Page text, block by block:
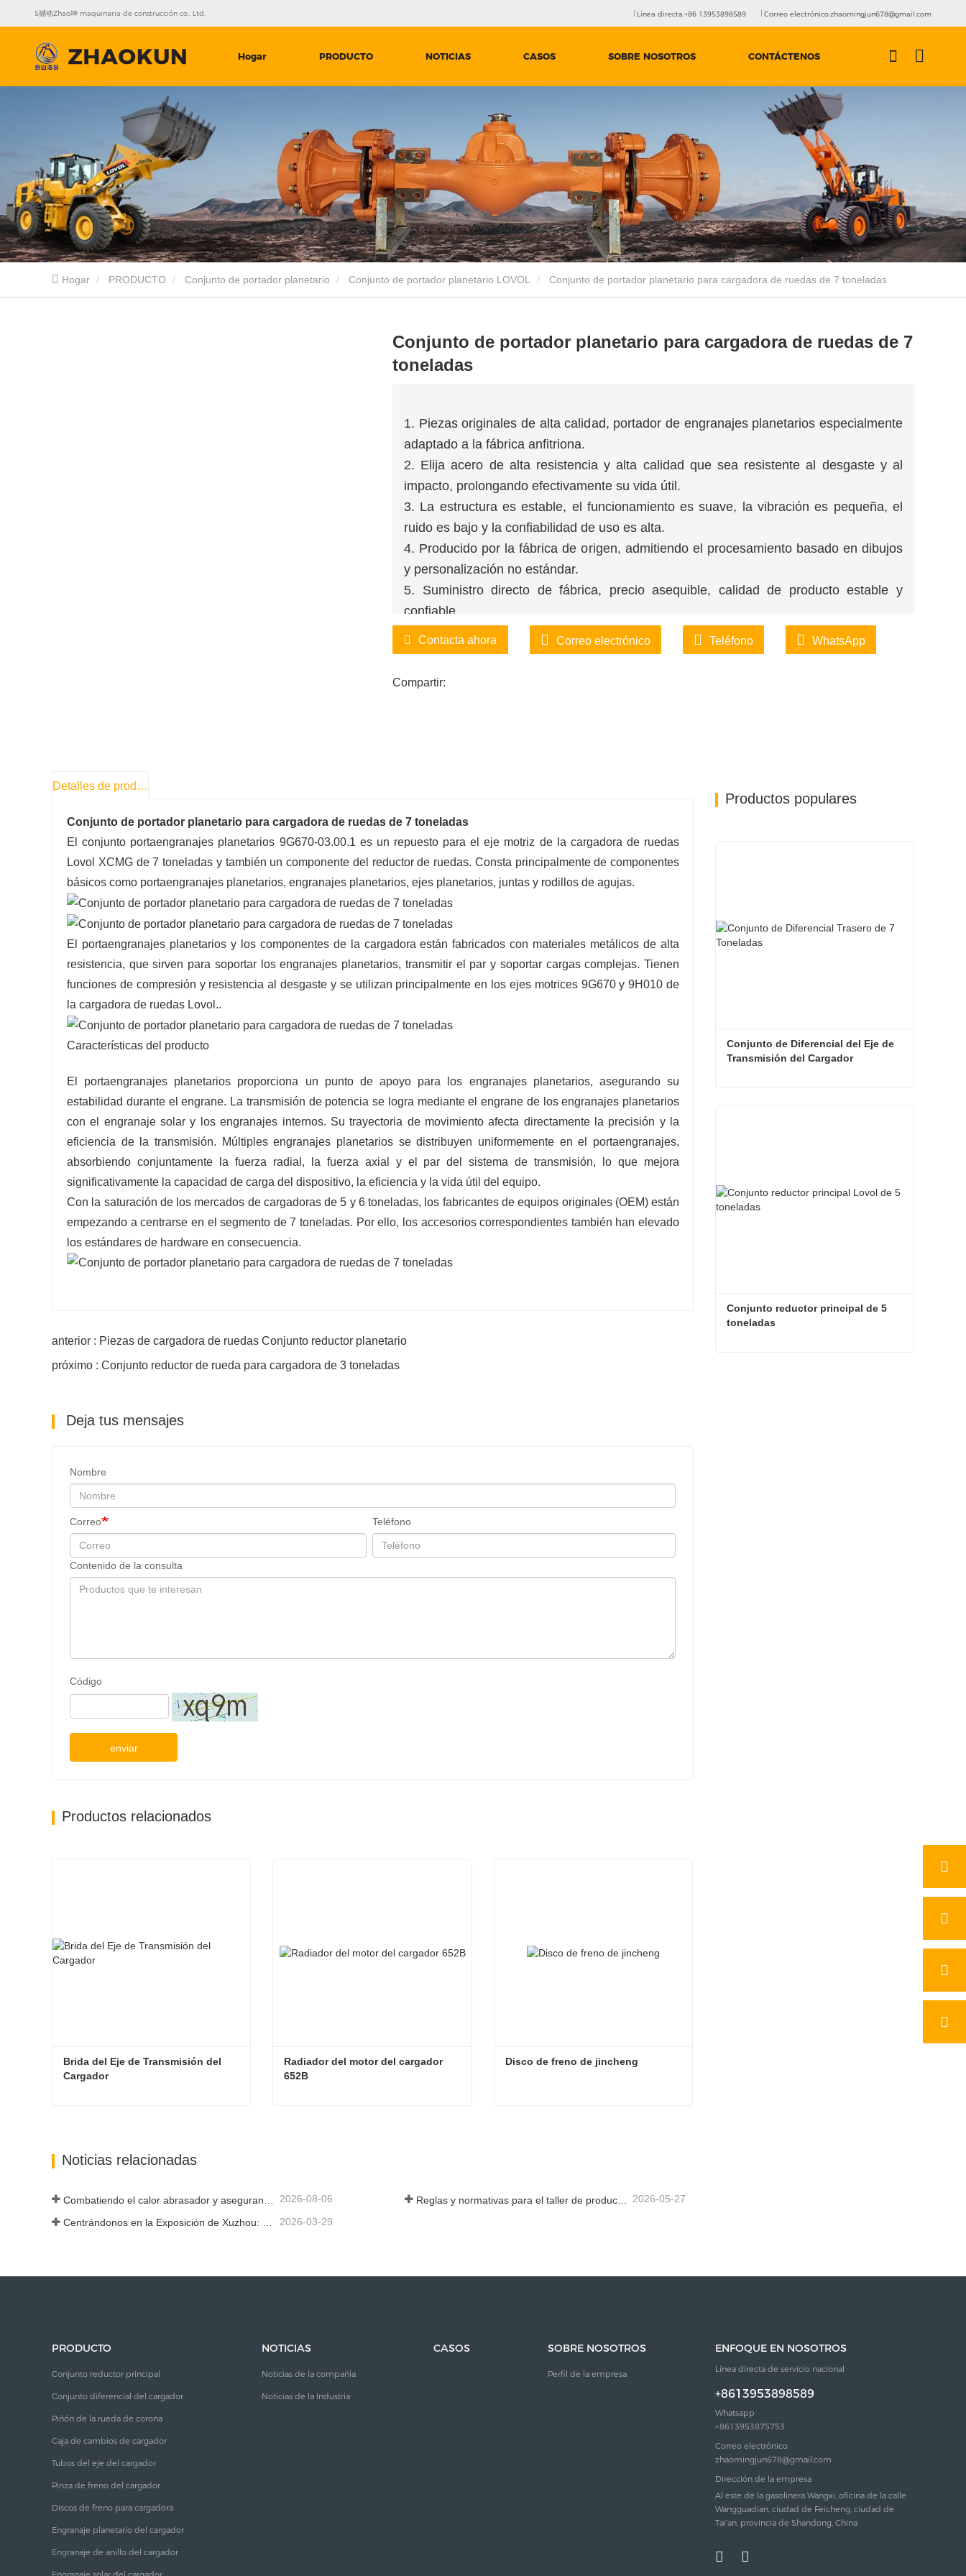
S撼动Zhao坤 maquinaria de construcción co., Ltd. Línea directa:+86 13953898589 Correo electrónico:zhaomingjun678@gmail.com
Hogar PRODUCTO NOTICIAS CASOS SOBRE NOSOTROS CONTÁCTENOS
Hogar PRODUCTO Conjunto de portador planetario Conjunto de portador planetario LOVOL Conjunto de portador planetario para cargadora de ruedas de 7 toneladas
Conjunto de portador planetario para cargadora de ruedas de 7
toneladas
1. Piezas originales de alta calidad, portador de engranajes planetarios especialmente
adaptado a la fábrica anfitriona.
2. Elija acero de alta resistencia y alta calidad que sea resistente al desgaste y al
impacto, prolongando efectivamente su vida útil.
3. La estructura es estable, el funcionamiento es suave, la vibración es pequeña, el
ruido es bajo y la confiabilidad de uso es alta.
4. Producido por la fábrica de origen, admitiendo el procesamiento basado en dibujos
y personalización no estándar.
5. Suministro directo de fábrica, precio asequible, calidad de producto estable y
confiable.
6. La fábrica cuenta con suficiente stock, servicios integrales de almacenamiento,
distribución y logística, y una entrega eficiente y rápida.
Contacta ahora Correo electrónico Teléfono WhatsApp
Compartir:
Detalles de producto
Conjunto de portador planetario para cargadora de ruedas de 7 toneladas
El conjunto portaengranajes planetarios 9G670-03.00.1 es un repuesto para el eje motriz de la cargadora de ruedas
Lovol XCMG de 7 toneladas y también un componente del reductor de ruedas. Consta principalmente de componentes
básicos como portaengranajes planetarios, engranajes planetarios, ejes planetarios, juntas y rodillos de agujas.
El portaengranajes planetarios y los componentes de la cargadora están fabricados con materiales metálicos de alta
resistencia, que sirven para soportar los engranajes planetarios, transmitir el par y soportar cargas complejas. Tienen
funciones de compresión y resistencia al desgaste y se utilizan principalmente en los ejes motrices 9G670 y 9H010 de
la cargadora de ruedas Lovol..
Características del producto
El portaengranajes planetarios proporciona un punto de apoyo para los engranajes planetarios, asegurando su
estabilidad durante el engrane. La transmisión de potencia se logra mediante el engrane de los engranajes planetarios
con el engranaje solar y los engranajes internos. Su trayectoria de movimiento afecta directamente la precisión y la
eficiencia de la transmisión. Múltiples engranajes planetarios se distribuyen uniformemente en el portaengranajes,
absorbiendo conjuntamente la fuerza radial, la fuerza axial y el par del sistema de transmisión, lo que mejora
significativamente la capacidad de carga del dispositivo, la eficiencia y la vida útil del equipo.
Con la saturación de los mercados de cargadoras de 5 y 6 toneladas, los fabricantes de equipos originales (OEM) están
empezando a centrarse en el segmento de 7 toneladas. Por ello, los accesorios correspondientes también han elevado
los estándares de hardware en consecuencia.
anterior : Piezas de cargadora de ruedas Conjunto reductor planetario
próximo : Conjunto reductor de rueda para cargadora de 3 toneladas
Deja tus mensajes
Nombre
Correo Teléfono
Contenido de la consulta
Código
enviar
Productos relacionados
Brida del Eje de Transmisión del
Cargador
Radiador del motor del cargador
652B
Disco de freno de jincheng
Noticias relacionadas
2026-08-06 Reglas y normativas para el taller de producción de piezas de cargadoras ——Shandong Zhaokun Engineering Machinery Co., Ltd 2026-05-27
2026-03-29
Productos populares
Conjunto de Diferencial del Eje de
Transmisión del Cargador
Conjunto reductor principal de 5
toneladas
PRODUCTO
Conjunto reductor principal
Conjunto diferencial del cargador
Piñón de la rueda de corona
Caja de cambios de cargador
Tubos del eje del cargador
Pinza de freno del cargador
Discos de freno para cargadora
Engranaje planetario del cargador
Engranaje de anillo del cargador
NOTICIAS
Noticias de la compañía
Noticias de la Industria
CASOS SOBRE NOSOTROS
Perfil de la empresa
ENFOQUE EN NOSOTROS
Línea directa de servicio nacional
+8613953898589
Whatsapp
+8613953875753
Correo electrónico
zhaomingjun678@gmail.com
Dirección de la empresa
Al este de la gasolinera Wangxi, oficina de la calle
Wangguadian, ciudad de Feicheng, ciudad de
Tai'an, provincia de Shandong, China